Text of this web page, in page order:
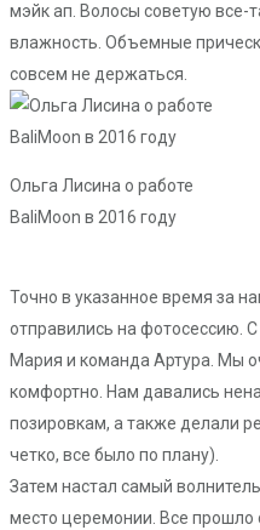
мэйк ап. Волосы советую все-
влажность. Объемные
совсем не держаться.
Ольга Лисина о работе
BaliMoon в 2016 году
Точно в указанное время за
отправились на фотосессию.
Мария и команда Артура. Мы
комфортно. Нам давались
позировкам, а также делали
четко, все было по плану).
Затем настал самый
место церемонии. Все